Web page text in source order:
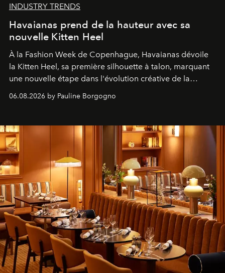
INDUSTRY TRENDS
Havaianas prend de la hauteur avec sa
nouvelle Kitten Heel
À la Fashion Week de Copenhague, Havaianas dévoile
la Kitten Heel, sa première silhouette à talon, marquant
une nouvelle étape dans l'évolution créative de la
06.08.2026 by Pauline Borgogno